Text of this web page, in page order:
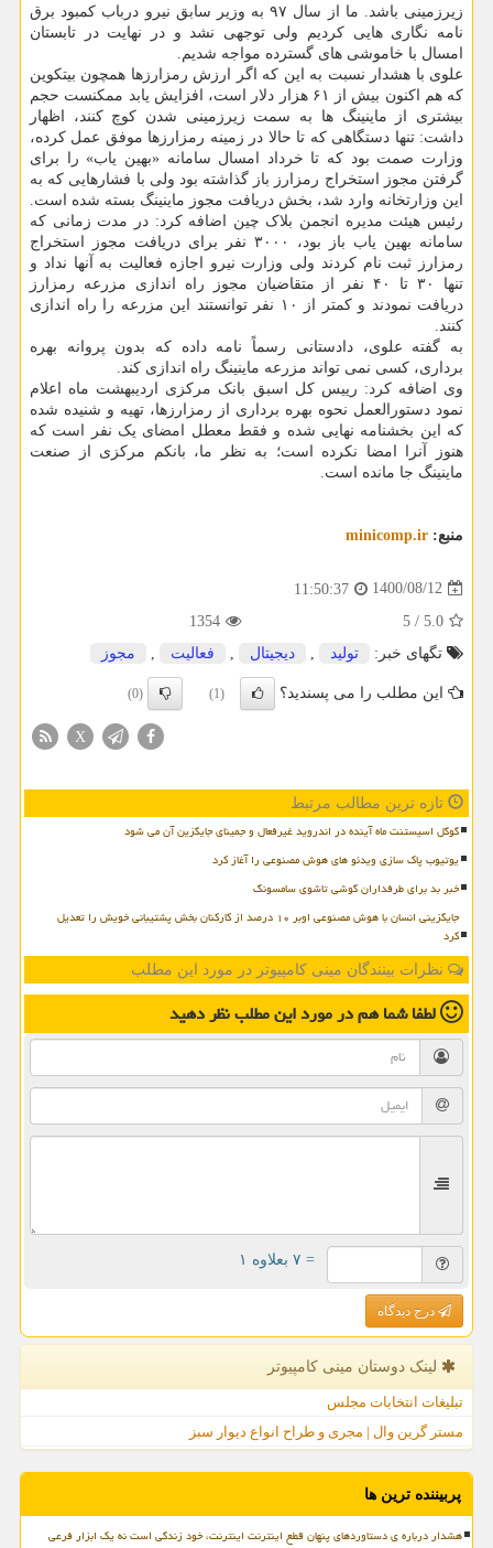
زیرزمینی باشد. ما از سال ۹۷ به وزیر سابق نیرو درباب کمبود برق
نامه نگاری هایی کردیم ولی توجهی نشد و در نهایت در تابستان
امسال با خاموشی های گسترده مواجه شدیم.
علوی با هشدار نسبت به این که اگر ارزش رمزارزها همچون بیتکوین
که هم اکنون بیش از ۶۱ هزار دلار است، افزایش یابد ممکنست حجم
بیشتری از ماینینگ ها به سمت زیرزمینی شدن کوچ کنند، اظهار
داشت: تنها دستگاهی که تا حالا در زمینه رمزارزها موفق عمل کرده،
وزارت صمت بود که تا خرداد امسال سامانه «بهین یاب» را برای
گرفتن مجوز استخراج رمزارز باز گذاشته بود ولی با فشارهایی که به
این وزارتخانه وارد شد، بخش دریافت مجوز ماینینگ بسته شده است.
رئیس هیئت مدیره انجمن بلاک چین اضافه کرد: در مدت زمانی که
سامانه بهین یاب باز بود، ۳۰۰۰ نفر برای دریافت مجوز استخراج
رمزارز ثبت نام کردند ولی وزارت نیرو اجازه فعالیت به آنها نداد و
تنها ۳۰ تا ۴۰ نفر از متقاضیان مجوز راه اندازی مزرعه رمزارز
دریافت نمودند و کمتر از ۱۰ نفر توانستند این مزرعه را راه اندازی
کنند.
به گفته علوی، دادستانی رسماً نامه داده که بدون پروانه بهره
برداری، کسی نمی تواند مزرعه ماینینگ راه اندازی کند.
وی اضافه کرد: رییس کل اسبق بانک مرکزی اردیبهشت ماه اعلام
نمود دستورالعمل نحوه بهره برداری از رمزارزها، تهیه و شنیده شده
که این بخشنامه نهایی شده و فقط معطل امضای یک نفر است که
هنوز آنرا امضا نکرده است؛ به نظر ما، بانکم مرکزی از صنعت
ماینینگ جا مانده است.
منبع: minicomp.ir
1400/08/12
11:50:37
5.0
/
5
1354
تگهای خبر:
تولید دیجیتال فعالیت مجوز
این مطلب را می پسندید؟ (1)
(0)
X
تازه ترین مطالب مرتبط
گوگل اسیستنت ماه آینده در اندروید غیرفعال و جمینای جایگزین آن می شود
یوتیوب پاک سازی ویدئو های هوش مصنوعی را آغاز کرد
خبر بد برای طرفداران گوشی تاشوی سامسونگ
جایگزینی انسان با هوش مصنوعی اوبر ۱۰ درصد از کارکنان بخش پشتیبانی خویش را تعدیل
کرد
نظرات بینندگان مینی کامپیوتر در مورد این مطلب
لطفا شما همدر مورد این مطلبنظر دهید
= ۷ بعلاوه ۱
درج دیدگاه
لینک دوستان مینی كامپیوتر
تبلیغات انتخابات مجلس
مستر گرین وال | مجری و طراح انواع دیوار سبز
پربیننده ترین ها
هشدار درباره ی دستاوردهای پنهان قطع اینترنت اینترنت، خود زندگی است نه یک ابزار فرعی